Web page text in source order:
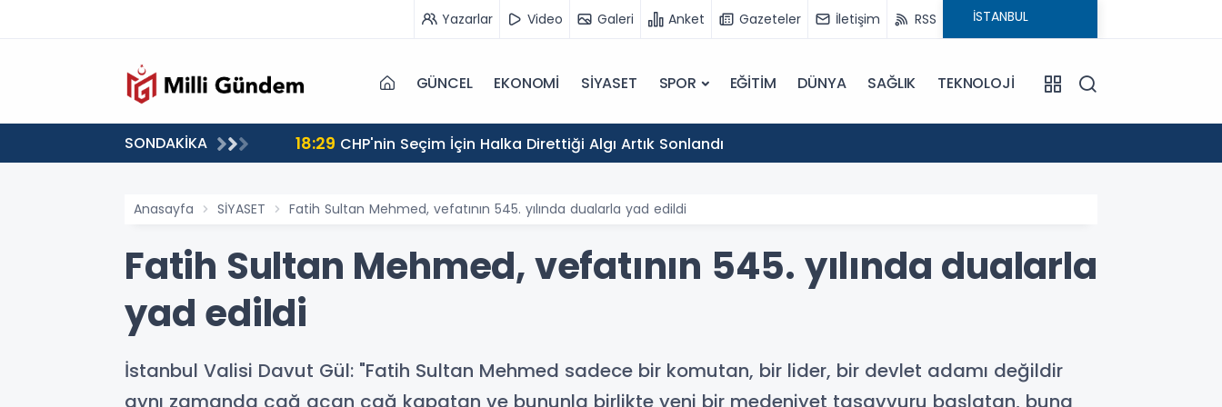
Yazarlar Video Galeri Anket Gazeteler İletişim RSS
GÜNCEL EKONOMİ SİYASET SPOR EĞİTİM DÜNYA SAĞLIK TEKNOLOJİ
SONDAKİKA 18:29 CHP'nin Seçim İçin Halka Direttiği Algı Artık Sonlandı
Anasayfa SİYASET Fatih Sultan Mehmed, vefatının 545. yılında dualarla yad edildi
Fatih Sultan Mehmed, vefatının 545. yılında dualarla
yad edildi
İstanbul Valisi Davut Gül: "Fatih Sultan Mehmed sadece bir komutan, bir lider, bir devlet adamı değildir
aynı zamanda çağ açan çağ kapatan ve bununla birlikte yeni bir medeniyet tasavvuru başlatan, buna